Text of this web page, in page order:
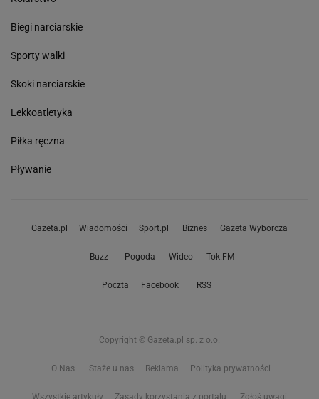
Biegi narciarskie
Sporty walki
Skoki narciarskie
Lekkoatletyka
Piłka ręczna
Pływanie
Gazeta.pl Wiadomości Sport.pl Biznes Gazeta Wyborcza
Buzz Pogoda Wideo Tok.FM
Poczta Facebook RSS
Copyright © Gazeta.pl sp. z o.o.
O Nas Staże u nas Reklama Polityka prywatności